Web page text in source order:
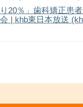
り20％」歯科矯正
| khb東日本放送